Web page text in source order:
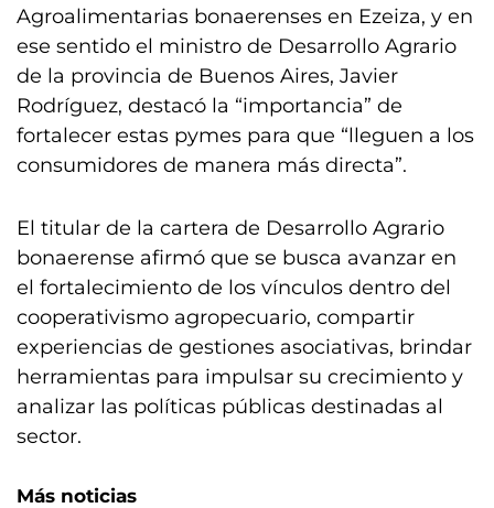
Agroalimentarias bonaerenses en Ezeiza, y en
ese sentido el ministro de Desarrollo Agrario
de la provincia de Buenos Aires, Javier
Rodríguez, destacó la “importancia” de
fortalecer estas pymes para que “lleguen a los
consumidores de manera más directa”.
El titular de la cartera de Desarrollo Agrario
bonaerense afirmó que se busca avanzar en
el fortalecimiento de los vínculos dentro del
cooperativismo agropecuario, compartir
experiencias de gestiones asociativas, brindar
herramientas para impulsar su crecimiento y
analizar las políticas públicas destinadas al
sector.
Más noticias